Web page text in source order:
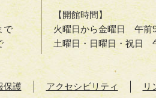
で
門
市
立
図
（ゆ
【開館時間】
火曜日から金曜日 午前
土曜日・日曜日・祝日
保護 アクセシビリティ リ